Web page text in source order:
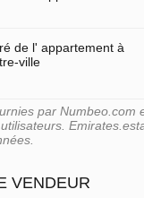
de l' appartement à
ville
par Numbeo.com
VENDEUR